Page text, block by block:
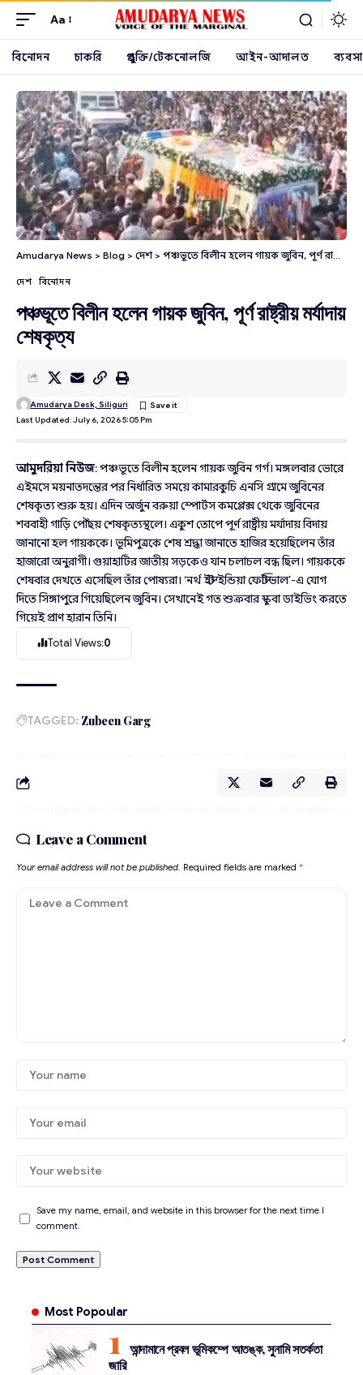
Aa
বিনোদন চাকরি প্রযুক্তি/টেকনোলজি আইন-আদালত ব্যবসা
Amudarya News > Blog > দেশ> পঞ্চভূতে বিলীন হলেন গায়ক জুবিন, পূর্ণ রাষ্ট্রীয় মর্যাদায় শেষকৃত্য
দেশ বিনোদন
পঞ্চভূতে বিলীন হলেন গায়ক জুবিন, পূর্ণ রাষ্ট্রীয় মর্যাদায়
শেষকৃত্য
Last Updated: July 6, 2026 5:05 Pm
Amudarya Desk, Siliguri
আমুদরিয়া নিউজ: পঞ্চভূতে বিলীন হলেন গায়ক জুবিন গর্গ। মঙ্গলবার ভোরে
এইমসে ময়নাতদন্তের পর নির্ধারিত সময়ে কামারকুচি এনসি গ্রামে জুবিনের
শেষকৃত্য শুরু হয়। এদিন অর্জুন বরুয়া স্পোর্টস কমপ্লেক্স থেকে জুবিনের
শববাহী গাড়ি পৌঁছয় শেষকৃত্যস্থলে। একুশ তোপে পূর্ণ রাষ্ট্রীয় মর্যাদায় বিদায়
জানানো হল গায়ককে। ভূমিপুত্রকে শেষ শ্রদ্ধা জানাতে হাজির হয়েছিলেন তাঁর
হাজারো অনুরাগী। গুয়াহাটির জাতীয় সড়কেও যান চলাচল বন্ধ ছিল। গায়ককে
শেষবার দেখতে এসেছিল তাঁর পোষ্যরা। ‘নর্থ ইস্ট ইন্ডিয়া ফেস্টিভাল’-এ যোগ
দিতে সিঙ্গাপুরে গিয়েছিলেন জুবিন। সেখানেই গত শুক্রবার স্কুবা ডাইভিং করতে
গিয়েই প্রাণ হারান তিনি।
Total Views:0
TAGGED: Zubeen Garg
Leave a Comment
Your email address will not be published. Required fields are marked *
Save my name, email, and website in this browser for the next time I
comment.
Most Popoular
আন্দামানে প্রবল ভূমিকম্পে আতঙ্ক, সুনামি সতর্কতা
জারি